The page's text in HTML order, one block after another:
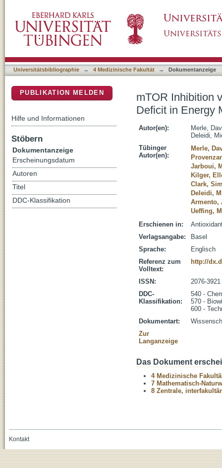
Caused by FH Loss in RPE Cells
Universitätsbibliographie → 4 Medizinische Fakultät → Dokumentanzeige
mTOR Inhibition
Deficit in Energy
Autor(en):
Merle,
Deleidi,
Tübinger
Autor(en):
Merle,
Jarboui,
Kilger,
Clark,
Deleidi,
Armento,
Ueffing,
Erschienen in:
Verlagsangabe:
Basel
Sprache:
Englisch
Referenz zum
Volltext:
http://
ISSN:
2076-3921
DDC-
Klassifikation:
540 -
570 -
600 -
Dokumentart:
Zur
Langanzeige
Das Dokument
4 Medizinische
7 Mathematisch-
8 Zentrale,
PUBLIKATION MELDEN
Hilfe und Informationen
Stöbern
Dokumentanzeige
Erscheinungsdatum
Autoren
Titel
DDC-Klassifikation
Kontakt